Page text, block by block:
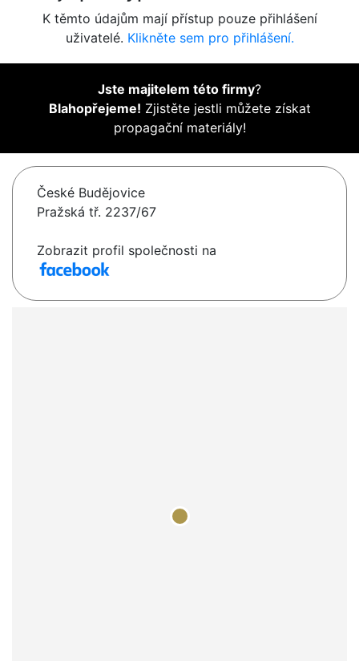
K těmto údajům mají přístup pouze přihlášení
uživatelé. Klikněte sem pro přihlášení.
Jste majitelem této firmy?
Blahopřejeme! Zjistěte jestli můžete získat
propagační materiály!
České Budějovice
Pražská tř. 2237/67
Zobrazit profil společnosti na